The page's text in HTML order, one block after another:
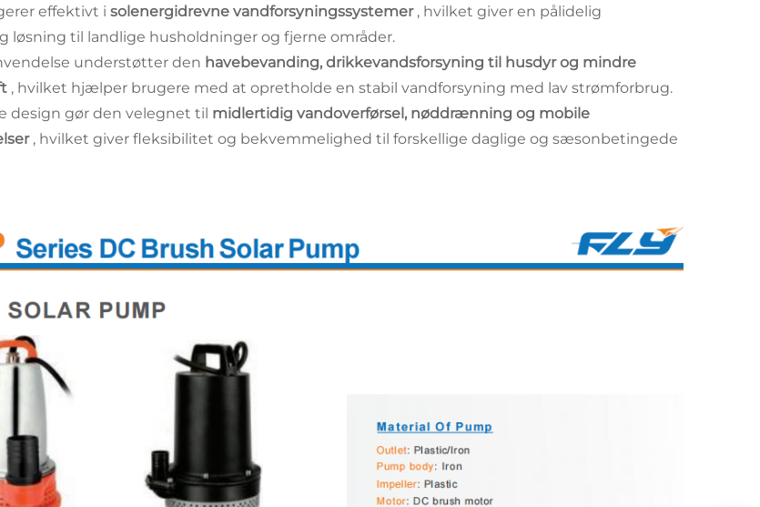
effektivt i solenergidrevne vandforsyningssystemer , hvilket giver en pålidelig
løsning til landlige husholdninger og fjerne områder.
understøtter den havebevanding, drikkevandsforsyning til husdyr og mindre
, hvilket hjælper brugere med at opretholde en stabil vandforsyning med lav strømforbrug.
design gør den velegnet til midlertidig vandoverførsel, nøddrænning og mobile
, hvilket giver fleksibilitet og bekvemmelighed til forskellige daglige og sæsonbetingede